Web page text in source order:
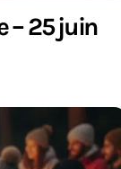
– 25 juin